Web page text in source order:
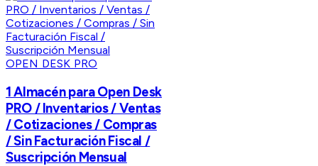
OPEN DESK PRO
1 Almacén para Open Desk
PRO / Inventarios / Ventas
/ Cotizaciones / Compras
/ Sin Facturación Fiscal /
Suscripción Mensual